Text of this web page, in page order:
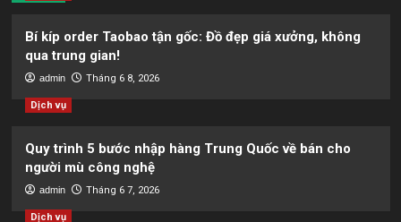
Bí kíp order Taobao tận gốc: Đồ đẹp giá xưởng, không
qua trung gian!
admin Tháng 6 8, 2026
Dịch vụ
Quy trình 5 bước nhập hàng Trung Quốc về bán cho
người mù công nghệ
admin Tháng 6 7, 2026
Dịch vụ